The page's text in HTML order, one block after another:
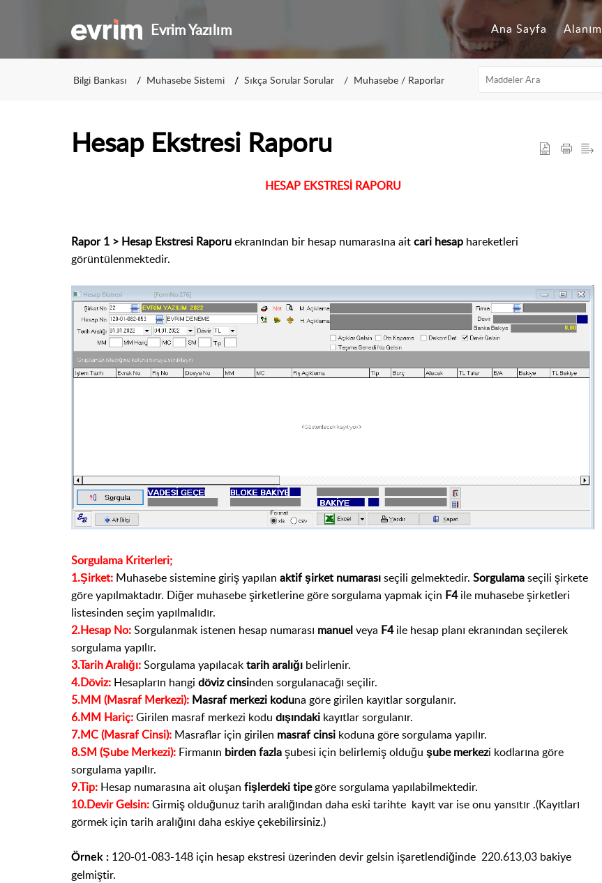
Evrim Yazılım Ana Sayfa Alanım
Bilgi Bankası Muhasebe Sistemi Sıkça Sorular Sorular Muhasebe / Raporlar
Hesap Ekstresi Raporu
HESAP EKSTRESİ RAPORU
Rapor 1 > Hesap Ekstresi Raporuekranından bir hesap numarasına aitcari hesap hareketleri
görüntülenmektedir.
Sorgulama Kriterleri;
1.Şirket: Muhasebe sistemine giriş yapılan aktif şirket numarasıseçili gelmektedir. Sorgulamaseçili şirkete
göre yapılmaktadır. Diğer muhasebe şirketlerine göre sorgulama yapmak için F4ile muhasebe şirketleri
listesinden seçim yapılmalıdır.
2.Hesap No:Sorgulanmak istenen hesap numarası manuelveya F4ile hesap planı ekranından seçilerek
sorgulama yapılır.
3.Tarih Aralığı:Sorgulama yapılacaktarih aralığı belirlenir.
4.Döviz: Hesapların hangi döviz cinsinden sorgulanacağı seçilir.
5.MM (Masraf Merkezi): Masraf merkezi koduna göre girilen kayıtlar sorgulanır.
6.MM Hariç:Girilen masraf merkezi kodu dışındaki kayıtlar sorgulanır.
7.MC (Masraf Cinsi): Masraflar için girilen masraf cinsi koduna göre sorgulama yapılır.
8.SM (Şube Merkezi): Firmanın birden fazlaşubesi için belirlemiş olduğu şube merkezi kodlarına göre
sorgulama yapılır.
9.Tip: Hesap numarasına ait oluşan fişlerdeki tipegöre sorgulama yapılabilmektedir.
10.Devir Gelsin:Girmiş olduğunuz tarih aralığından daha eski tarihte kayıt var ise onu yansıtır .(Kayıtları
görmek için tarih aralığını daha eskiye çekebilirsiniz.)
Örnek : 120-01-083-148 için hesap ekstresi üzerinden devir gelsin işaretlendiğinde 220.613,03 bakiye
gelmiştir.